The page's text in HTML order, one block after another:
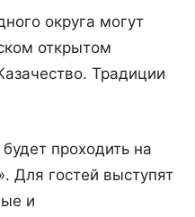
округа могут
открытом
Традиции
проходить на
Для гостей выступят
и